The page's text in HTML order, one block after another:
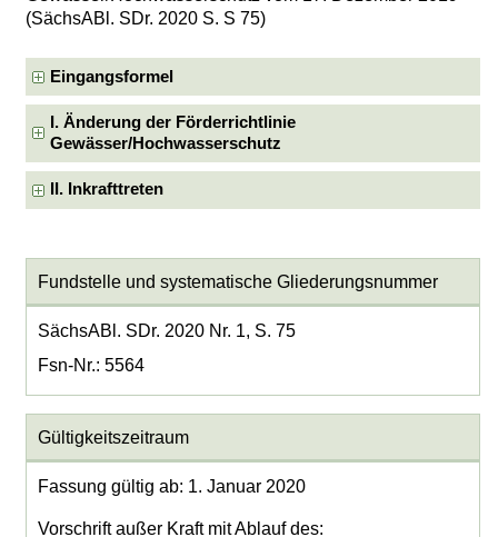
(SächsABl. SDr. 2020 S. S 75)
Eingangsformel
I. Änderung der Förderrichtlinie
Gewässer/Hochwasserschutz
II. Inkrafttreten
Fundstelle und systematische Gliederungsnummer
SächsABl. SDr. 2020 Nr. 1, S. 75
Fsn-Nr.: 5564
Gültigkeitszeitraum
Fassung gültig ab: 1. Januar 2020
Vorschrift außer Kraft mit Ablauf des: